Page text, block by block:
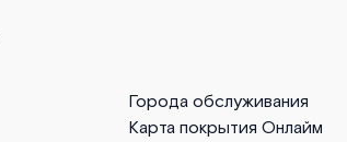
Города обслуживания
Карта покрытия Онлайм